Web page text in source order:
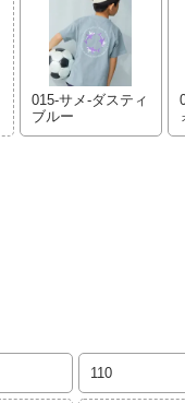
015-サメ-ダスティ
ブルー
110